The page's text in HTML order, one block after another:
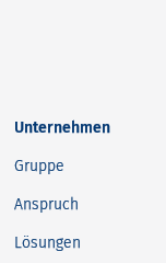
Unternehmen
Gruppe
Anspruch
Lösungen